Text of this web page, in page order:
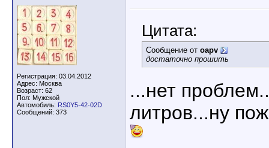
Регистрация: 03.04.2012
Адрес: Москва
Возраст: 62
Пол: Мужской
Автомобиль: RS0Y5-42-02D
Сообщений: 373
Цитата:
Сообщение от oapv
достаточно прошить
...нет
литров...ну